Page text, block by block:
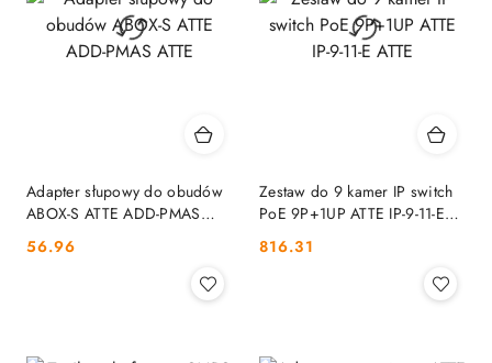
Adapter słupowy do obudów
ABOX-S ATTE ADD-PMAS
Cena:
56.96
Zestaw do 9 kamer IP switch
PoE 9P+1UP ATTE IP-9-11-E
Cena:
816.31